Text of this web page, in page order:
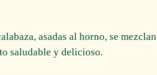
asadas al horno, se mezclan
saludable y delicioso.